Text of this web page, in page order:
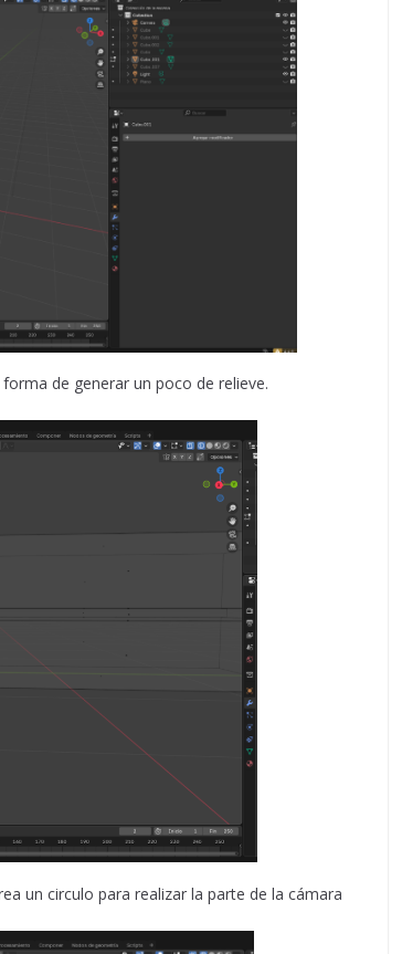
de generar un poco de relieve.
un circulo para realizar la parte de la cámara